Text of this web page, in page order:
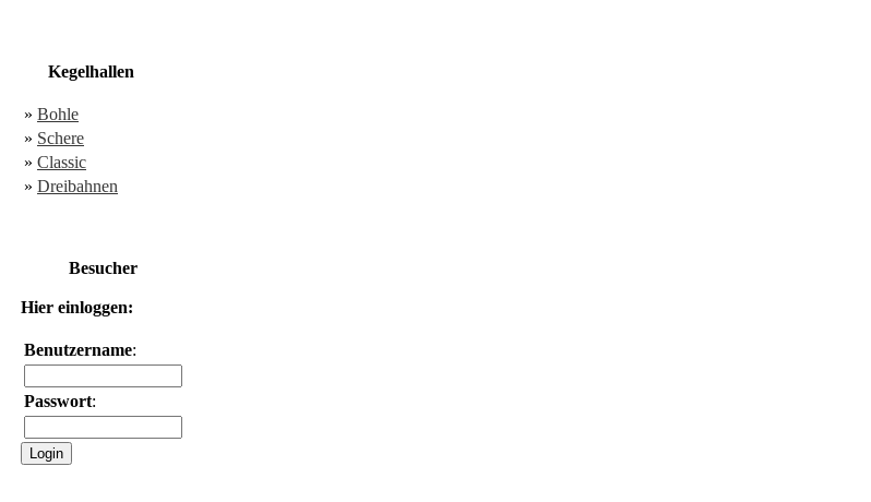
Kegelhallen
» Bohle
» Schere
» Classic
» Dreibahnen
Besucher
Hier einloggen:
Benutzername:
Passwort: